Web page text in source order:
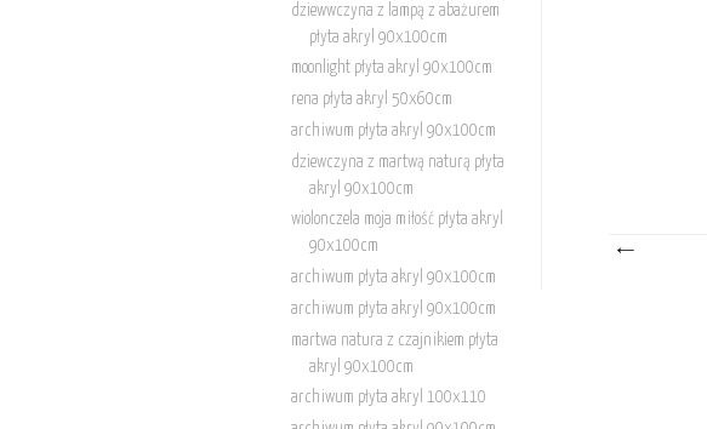
dziewwczyna z lampą z abażurem
płyta akryl 90x100cm
moonlight płyta akryl 90x100cm
rena płyta akryl 50x60cm
archiwum płyta akryl 90x100cm
dziewczyna z martwą naturą płyta
akryl 90x100cm
wiolonczela moja miłość płyta akryl
90x100cm
archiwum płyta akryl 90x100cm
archiwum płyta akryl 90x100cm
martwa natura z czajnikiem płyta
akryl 90x100cm
archiwum płyta akryl 100x110